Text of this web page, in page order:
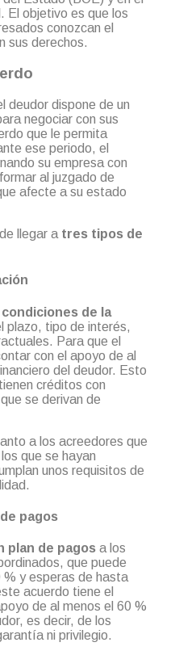
El objetivo es que los
conozcan el
sus derechos.
deudor dispone de un
negociar con sus
que le permita
ese periodo, el
su empresa con
al juzgado de
afecte a su estado
llegar a tres tipos de
de la
plazo, tipo de interés,
Para que el
con el apoyo de al
del deudor. Esto
créditos con
se derivan de
a los acreedores que
que se hayan
unos requisitos de
pagos
plan de pagos a los
que puede
% y esperas de hasta
acuerdo tiene el
de al menos el 60 %
es decir, de los
ni privilegio.